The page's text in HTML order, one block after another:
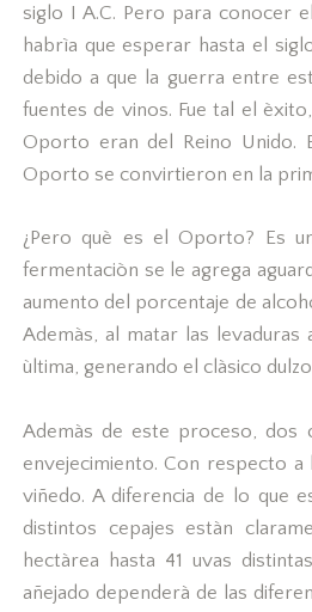
siglo I A.C. Pero para conocer
habrìa que esperar hasta el
debido a que la guerra entre
fuentes de vinos. Fue tal el
Oporto eran del Reino Unido.
Oporto se convirtieron en la
¿Pero què es el Oporto? Es
fermentaciòn se le agrega
aumento del porcentaje de
Ademàs, al matar las levaduras
ùltima, generando el clàsico
Ademàs de este proceso, dos
envejecimiento. Con respecto a
viñedo. A diferencia de lo que
distintos cepajes estàn
hectàrea hasta 41 uvas
añejado dependerà de las